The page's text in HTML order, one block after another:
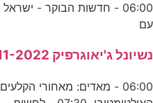
עם
נשיונל ג'יאוגרפיק 12-11-2022